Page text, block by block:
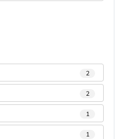
2
2
1
1